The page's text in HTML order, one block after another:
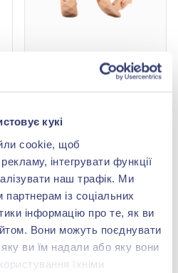
кукі
cookie, щоб
інтегрувати функції
наш трафік. Ми
із соціальних
інформацію про те, як ви
Вони можуть поєднувати
ви їм надали або яку вони
їхніми
Сережки з червоного
золота 585°, арт. 470368
9 254,96 грн
Купити
-56%